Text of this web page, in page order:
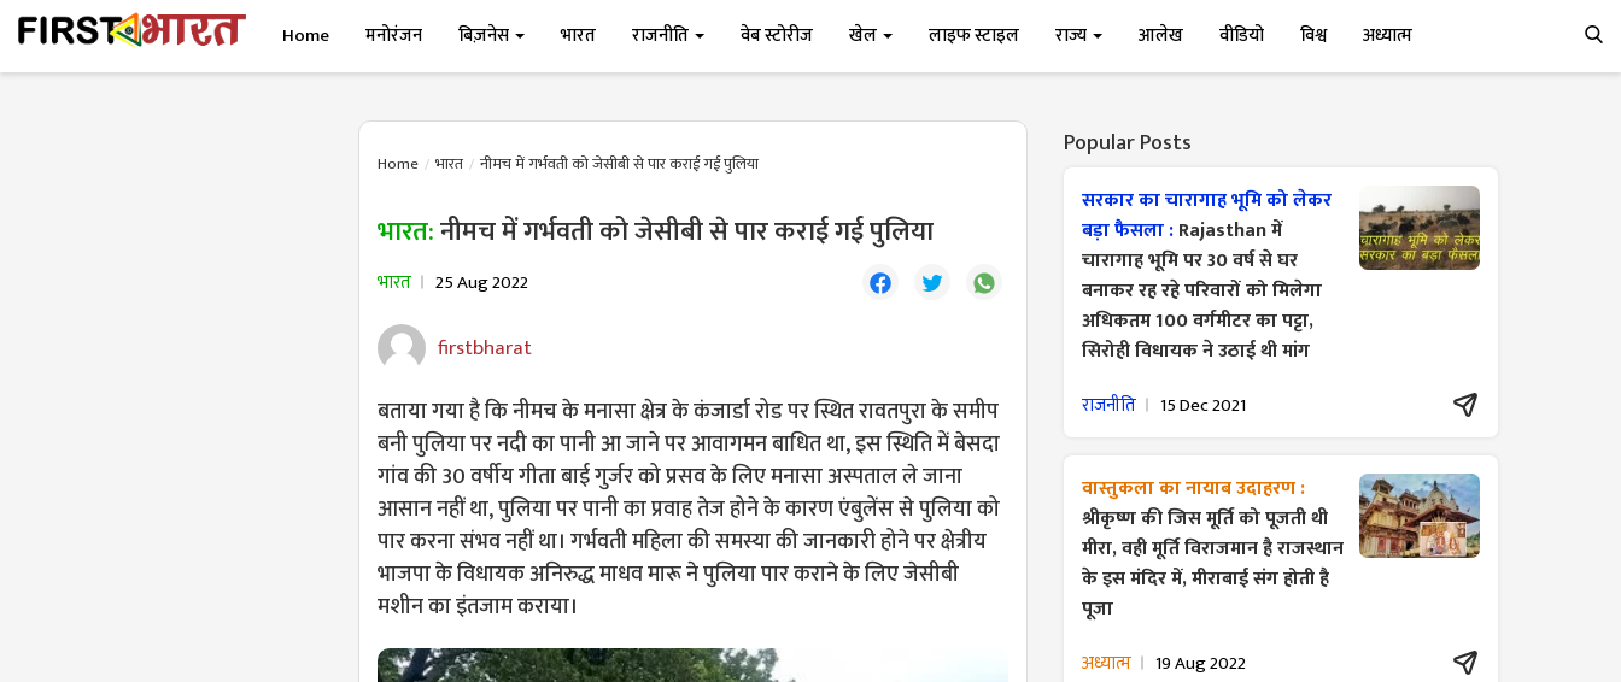
Home मनोरंजन बिज़नेस भारत राजनीति वेब स्टोरीज खेल लाइफ स्टाइल राज्य आलेख वीडियो विश्व अध्यात्म
Home भारत नीमच में गर्भवती को जेसीबी से पार कराई गई पुलिया
भारत:नीमच में गर्भवती को जेसीबी से पार कराई गई पुलिया
भारत 25 Aug 2022
firstbharat
बताया गया है कि नीमच के मनासा क्षेत्र के कंजार्डा रोड पर स्थित रावतपुरा के समीप
बनी पुलिया पर नदी का पानी आ जाने पर आवागमन बाधित था, इस स्थिति में बेसदा
गांव की 30 वर्षीय गीता बाई गुर्जर को प्रसव के लिए मनासा अस्पताल ले जाना
आसान नहीं था, पुलिया पर पानी का प्रवाह तेज होने के कारण एंबुलेंस से पुलिया को
पार करना संभव नहीं था। गर्भवती महिला की समस्या की जानकारी होने पर क्षेत्रीय
भाजपा के विधायक अनिरुद्ध माधव मारू ने पुलिया पार कराने के लिए जेसीबी
मशीन का इंतजाम कराया।
Popular Posts
सरकार का चारागाह भूमि को लेकर
बड़ा फैसला :Rajasthan में
चारागाह भूमि पर 30 वर्ष से घर
बनाकर रह रहे परिवारों को मिलेगा
अधिकतम 100 वर्गमीटर का पट्टा,
सिरोही विधायक ने उठाई थी मांग
राजनीति 15 Dec 2021
वास्तुकला का नायाब उदाहरण :
श्रीकृष्ण की जिस मूर्ति को पूजती थी
मीरा, वही मूर्ति विराजमान है राजस्थान
के इस मंदिर में, मीराबाई संग होती है
पूजा
अध्यात्म 19 Aug 2022